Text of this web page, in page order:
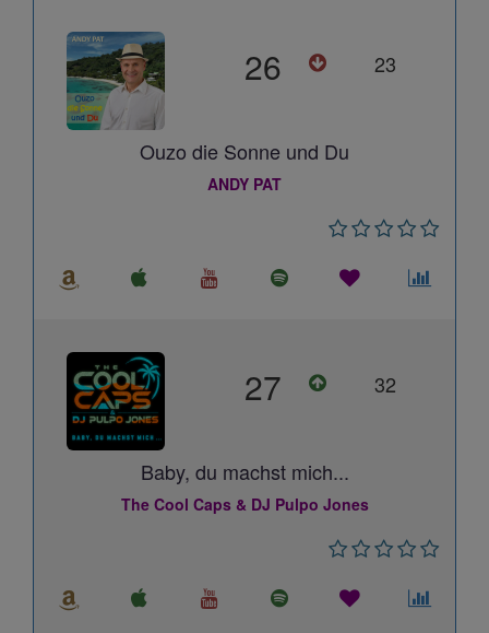
26 23
Ouzo die Sonne und Du
ANDY PAT
27 32
Baby, du machst mich...
The Cool Caps & DJ Pulpo Jones